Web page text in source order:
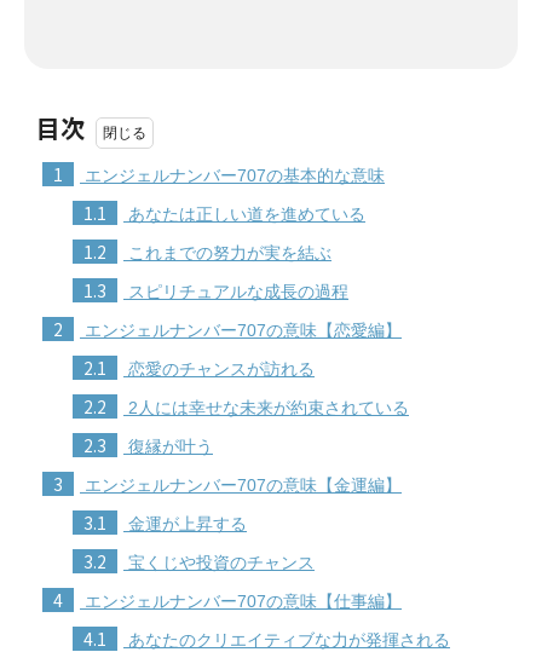
目次
1 エンジェルナンバー707の基本的な意味
1.1 あなたは正しい道を進めている
1.2 これまでの努力が実を結ぶ
1.3 スピリチュアルな成長の過程
2 エンジェルナンバー707の意味【恋愛編】
2.1 恋愛のチャンスが訪れる
2.2 2人には幸せな未来が約束されている
2.3 復縁が叶う
3 エンジェルナンバー707の意味【金運編】
3.1 金運が上昇する
3.2 宝くじや投資のチャンス
4 エンジェルナンバー707の意味【仕事編】
4.1 あなたのクリエイティブな力が発揮される